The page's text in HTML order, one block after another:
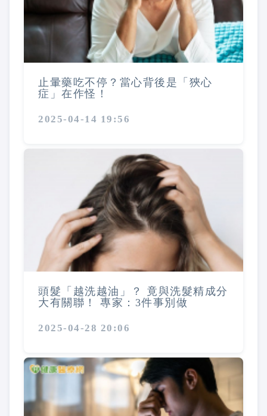
止暈藥吃不停？當心背後是「狹心
症」在作怪！
2025-04-14 19:56
頭髮「越洗越油」？ 竟與洗髮精成分
大有關聯！ 專家：3件事別做
2025-04-28 20:06